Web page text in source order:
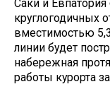
Саки и
круглогодичных
вместимостью
линии будет
набережная
работы курорта